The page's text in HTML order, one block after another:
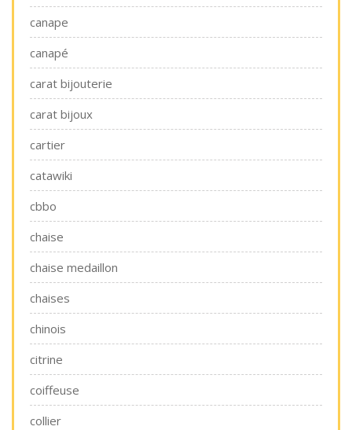
canape
canapé
carat bijouterie
carat bijoux
cartier
catawiki
cbbo
chaise
chaise medaillon
chaises
chinois
citrine
coiffeuse
collier